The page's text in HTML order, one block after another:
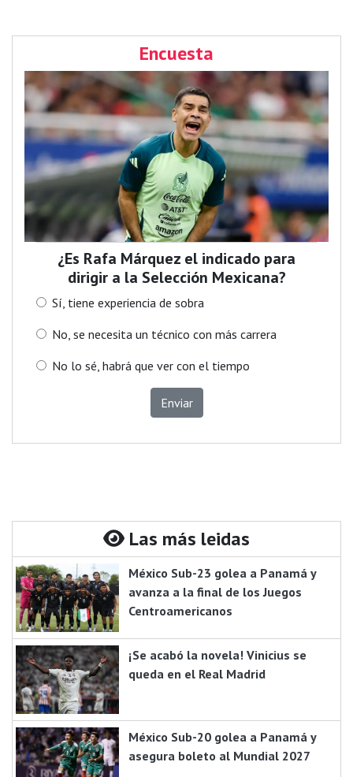
Encuesta
¿Es Rafa Márquez el indicado para
dirigir a la Selección Mexicana?
Sí, tiene experiencia de sobra
No, se necesita un técnico con más carrera
No lo sé, habrá que ver con el tiempo
Enviar
Las más leidas
México Sub-23 golea a Panamá y
avanza a la final de los Juegos
Centroamericanos
¡Se acabó la novela! Vinicius se
queda en el Real Madrid
México Sub-20 golea a Panamá y
asegura boleto al Mundial 2027